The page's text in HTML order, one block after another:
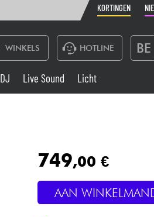
KORTINGEN
WINKELS HOTLINE BE
France
Belgique
Nederland
Live Sound
Blaasinstrument
DJ Live Sound Licht
749,00 €
AAN